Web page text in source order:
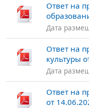
Ответ на
Дата
Ответ на
культуры
Дата
Ответ на
от